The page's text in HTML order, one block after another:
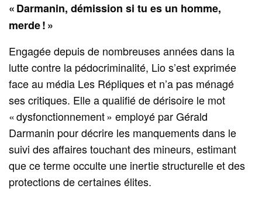
« Darmanin, démission si tu es un homme,
merde ! »
Engagée depuis de nombreuses années dans la
lutte contre la pédocriminalité, Lio s’est exprimée
face au média Les Répliques et n’a pas ménagé
ses critiques. Elle a qualifié de dérisoire le mot
« dysfonctionnement » employé par Gérald
Darmanin pour décrire les manquements dans le
suivi des affaires touchant des mineurs, estimant
que ce terme occulte une inertie structurelle et des
protections de certaines élites.